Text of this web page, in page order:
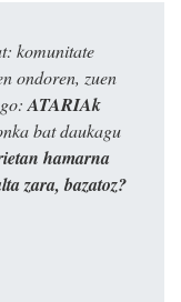
komunitate
ondoren, zuen
ATARIAk
bat daukagu
hamarna
zara, bazatoz?